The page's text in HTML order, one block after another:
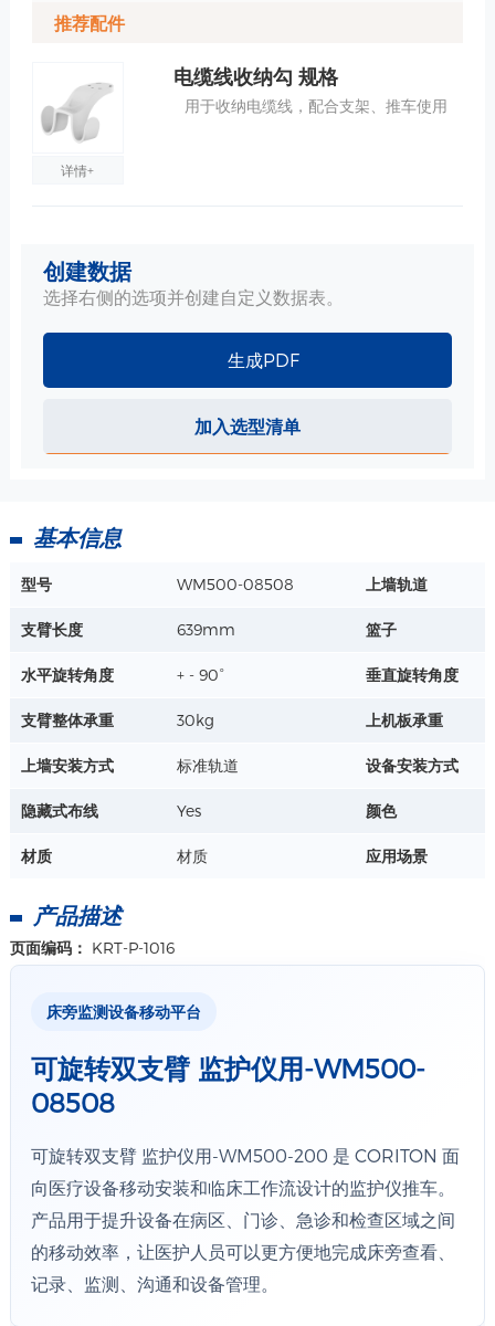
推荐配件
详情+
电缆线收纳勾 规格
用于收纳电缆线，配合支架、推车使用
详情+
尺寸：340*213*149mm
材质：ABS
尺寸：325*215*143mm
工艺：烤漆-医疗白
创建数据
选择右侧的选项并创建自定义数据表。
生成PDF
加入选型清单
基本信息
型号 WM500-08508 上墙轨道
支臂长度 639mm 篮子
水平旋转角度 + - 90° 垂直旋转角度
支臂整体承重 30kg 上机板承重
上墙安装方式 标准轨道 设备安装方式
隐藏式布线 Yes 颜色
材质 材质 应用场景
产品描述
页面编码： KRT-P-1016
床旁监测设备移动平台
可旋转双支臂 监护仪用-WM500-
08508
可旋转双支臂 监护仪用-WM500-200 是 CORITON 面
向医疗设备移动安装和临床工作流设计的监护仪推车。
产品用于提升设备在病区、门诊、急诊和检查区域之间
的移动效率，让医护人员可以更方便地完成床旁查看、
记录、监测、沟通和设备管理。